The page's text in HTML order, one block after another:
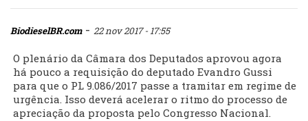
BiodieselBR.com- 22 nov 2017 - 17:55
O plenário da Câmara dos Deputados aprovou agora
há pouco a requisição do deputado Evandro Gussi
para que o PL 9.086/2017 passe a tramitar em regime de
urgência. Isso deverá acelerar o ritmo do processo de
apreciação da proposta pelo Congresso Nacional.